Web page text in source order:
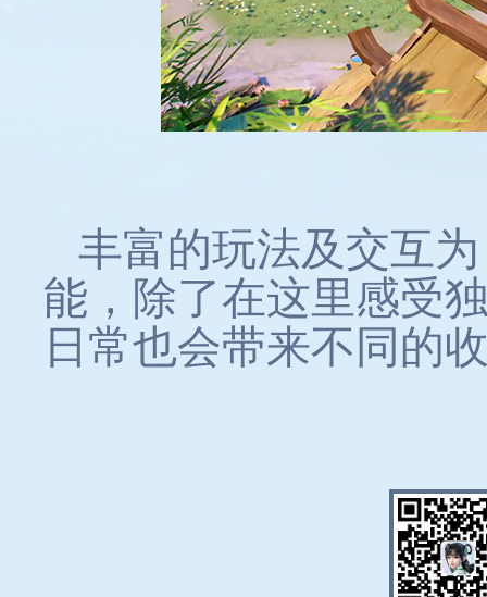
丰富的玩法及交互
能，除了在这里感受
日常也会带来不同的